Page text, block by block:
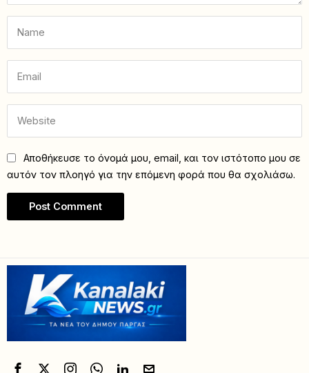
Αποθήκευσε το όνομά μου, email, και τον ιστότοπο μου σε
αυτόν τον πλοηγό για την επόμενη φορά που θα σχολιάσω.